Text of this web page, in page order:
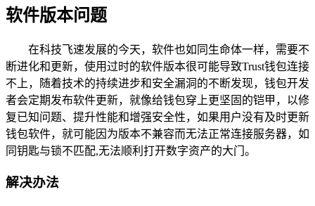
软件版本问题
在科技飞速发展的今天，软件也如同生命体一样，需要不
断进化和更新，使用过时的软件版本很可能导致Trust钱包连接
不上，随着技术的持续进步和安全漏洞的不断发现，钱包开发
者会定期发布软件更新，就像给钱包穿上更坚固的铠甲，以修
复已知问题、提升性能和增强安全性，如果用户没有及时更新
钱包软件，就可能因为版本不兼容而无法正常连接服务器，如
同钥匙与锁不匹配,无法顺利打开数字资产的大门。
解决办法